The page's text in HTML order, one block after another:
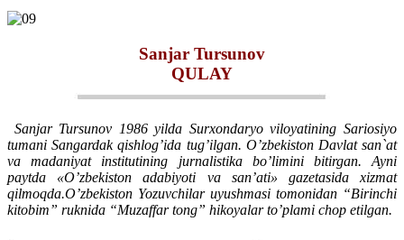
Sanjar Tursunov
QULAY
Sanjar Tursunov 1986 yilda Surxondaryo viloyatining Sariosiyo
tumani Sangardak qishlog’ida tug’ilgan. O’zbekiston Davlat san`at
va madaniyat institutining jurnalistika bo’limini bitirgan. Ayni
paytda «O’zbekiston adabiyoti va san’ati» gazetasida xizmat
qilmoqda.O’zbekiston Yozuvchilar uyushmasi tomonidan “Birinchi
kitobim” ruknida “Muzaffar tong” hikoyalar to’plami chop etilgan.